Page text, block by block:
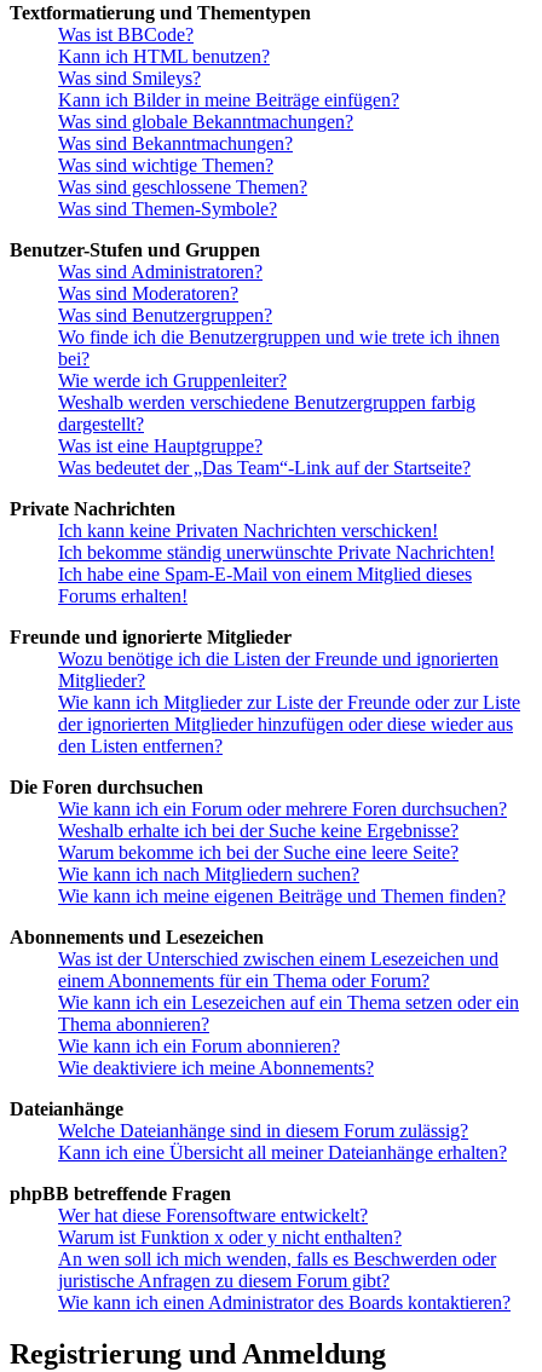
Textformatierung und Thementypen
Was ist BBCode?
Kann ich HTML benutzen?
Was sind Smileys?
Kann ich Bilder in meine Beiträge einfügen?
Was sind globale Bekanntmachungen?
Was sind Bekanntmachungen?
Was sind wichtige Themen?
Was sind geschlossene Themen?
Was sind Themen-Symbole?
Benutzer-Stufen und Gruppen
Was sind Administratoren?
Was sind Moderatoren?
Was sind Benutzergruppen?
Wo finde ich die Benutzergruppen und wie trete ich ihnen
bei?
Wie werde ich Gruppenleiter?
Weshalb werden verschiedene Benutzergruppen farbig
dargestellt?
Was ist eine Hauptgruppe?
Was bedeutet der „Das Team“-Link auf der Startseite?
Private Nachrichten
Ich kann keine Privaten Nachrichten verschicken!
Ich bekomme ständig unerwünschte Private Nachrichten!
Ich habe eine Spam-E-Mail von einem Mitglied dieses
Forums erhalten!
Freunde und ignorierte Mitglieder
Wozu benötige ich die Listen der Freunde und ignorierten
Mitglieder?
Wie kann ich Mitglieder zur Liste der Freunde oder zur Liste
der ignorierten Mitglieder hinzufügen oder diese wieder aus
den Listen entfernen?
Die Foren durchsuchen
Wie kann ich ein Forum oder mehrere Foren durchsuchen?
Weshalb erhalte ich bei der Suche keine Ergebnisse?
Warum bekomme ich bei der Suche eine leere Seite?
Wie kann ich nach Mitgliedern suchen?
Wie kann ich meine eigenen Beiträge und Themen finden?
Abonnements und Lesezeichen
Was ist der Unterschied zwischen einem Lesezeichen und
einem Abonnements für ein Thema oder Forum?
Wie kann ich ein Lesezeichen auf ein Thema setzen oder ein
Thema abonnieren?
Wie kann ich ein Forum abonnieren?
Wie deaktiviere ich meine Abonnements?
Dateianhänge
Welche Dateianhänge sind in diesem Forum zulässig?
Kann ich eine Übersicht all meiner Dateianhänge erhalten?
phpBB betreffende Fragen
Wer hat diese Forensoftware entwickelt?
Warum ist Funktion x oder y nicht enthalten?
An wen soll ich mich wenden, falls es Beschwerden oder
juristische Anfragen zu diesem Forum gibt?
Wie kann ich einen Administrator des Boards kontaktieren?
Registrierung und Anmeldung